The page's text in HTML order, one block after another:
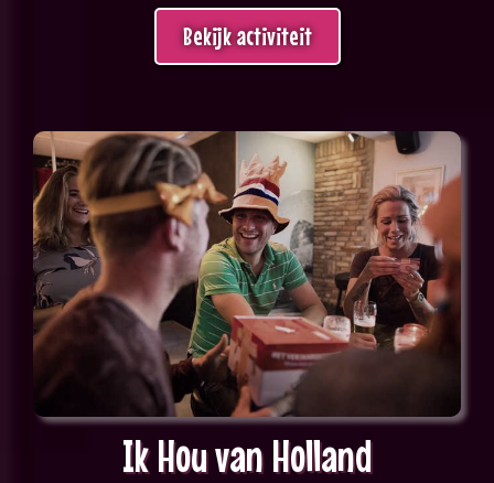
Bekijk activiteit
Ik Hou van Holland